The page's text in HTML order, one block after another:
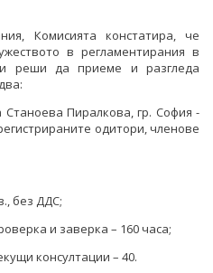
Комисията констатира, че
в регламентирания в
реши да приеме и разгледа
Станоева Пиралкова, гр. София -
одитори, членове
без ДДС;
и заверка – 160 часа;
консултации – 40.